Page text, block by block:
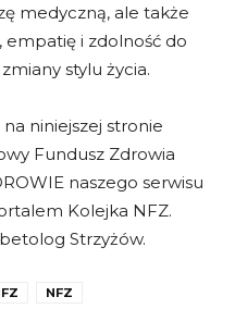
medyczną, ale także
i zdolność do
stylu życia.
niniejszej stronie
Fundusz Zdrowia
naszego serwisu
Kolejka NFZ.
Strzyżów.
NFZ